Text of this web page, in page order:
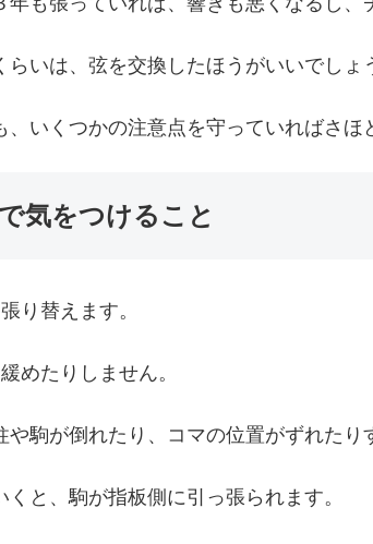
らいは、弦を交換したほうがいいでしょ
、いくつかの注意点を守っていればさほ
気をつけること
り替えます。
めたりしません。
や駒が倒れたり、コマの位置がずれたり
くと、駒が指板側に引っ張られます。